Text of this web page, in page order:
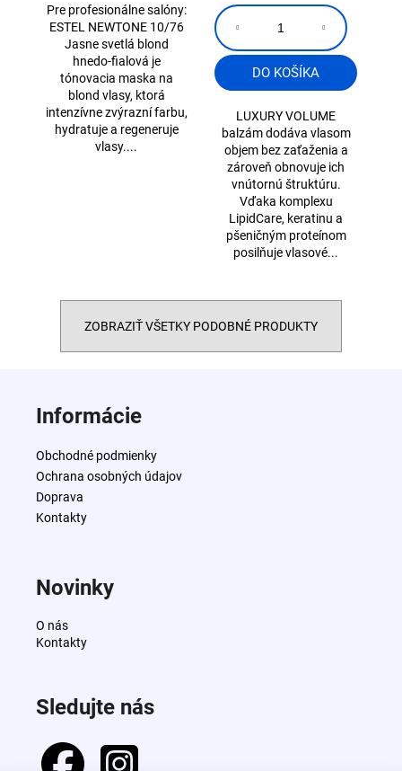
400 ml
Pre profesionálne salóny:
ESTEL NEWTONE 10/76
Jasne svetlá blond
hnedo-fialová je
tónovacia maska na
blond vlasy, ktorá
intenzívne zvýrazní farbu,
hydratuje a regeneruje
vlasy....
DO KOŠÍKA
LUXURY VOLUME
balzám dodáva vlasom
objem bez zaťaženia a
zároveň obnovuje ich
vnútornú štruktúru.
Vďaka komplexu
LipidCare, keratinu a
pšeničným proteínom
posilňuje vlasové...
ZOBRAZIŤ VŠETKY PODOBNÉ PRODUKTY
Informácie
Obchodné podmienky
Ochrana osobných údajov
Doprava
Kontakty
Novinky
O nás
Kontakty
Sledujte nás